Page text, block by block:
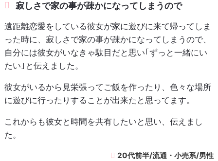
寂しさで家の事が疎かになってしまうので
遠距離恋愛をしている彼女が家に遊びに来て帰ってしま
った時に、寂しさで家の事が疎かになってしまうので、
自分には彼女がいなきゃ駄目だと思い｢ずっと一緒にい
たい｣と伝えました。
彼女がいるから見栄張ってご飯を作ったり、色々な場所
に遊びに行ったりすることが出来たと思ってます。
これからも彼女と時間を共有したいと思い、伝えまし
た。
20代前半/流通・小売系/男性